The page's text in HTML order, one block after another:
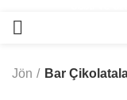
Jön Bar